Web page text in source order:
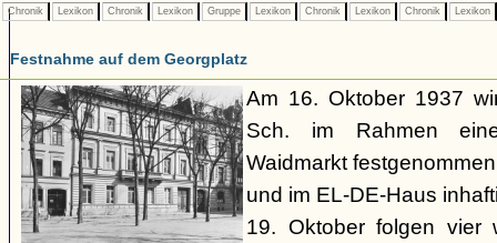
Chronik Lexikon Chronik Lexikon Gruppe Lexikon Chronik Lexikon Chronik Lexikon
Festnahme auf dem Georgplatz
Am 16. Oktober 1937
Sch. im Rahmen
Waidmarkt
und im EL-DE-Haus
19. Oktober folgen vier